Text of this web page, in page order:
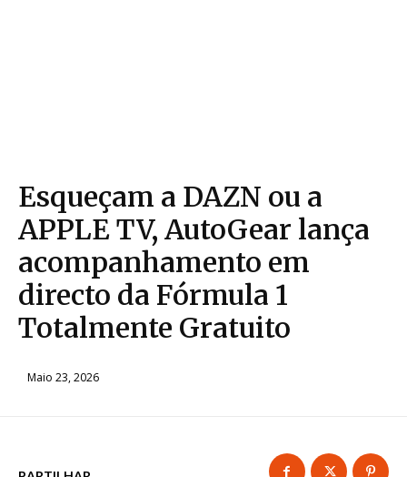
Esqueçam a DAZN ou a
APPLE TV, AutoGear lança
acompanhamento em
directo da Fórmula 1
Totalmente Gratuito
Maio 23, 2026